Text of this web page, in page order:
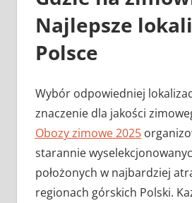
Najlepsze
Polsce
Wybór odpowiedniej
znaczenie dla jakości
Obozy zimowe 2025
starannie
położonych w najbardziej
regionach górskich Polski.